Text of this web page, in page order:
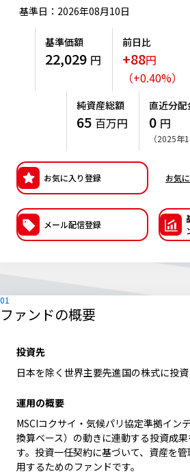
確定拠出年金について
確定拠出年金制度について
確定拠出年金 基準価額一覧
ニッセイアセットの重要課題
サステナビリティへの取り組み
サステナビリティレポート
サステナブル投資
日本版スチュワードシップ・コードへ
ESGへの取り組み
国内株式議決権行使の方針と判断基
採用情報
公式キャラクターのご紹介
資産形成はじめるなら
基準日：2026年08月10日
基準価額
22,029 円
前日比
+88円
（+0.40%）
純資産総額
65 百万円
直近分配
0 円
（2025年
お気に入り登録 お気
メール配信登録
ファンドの概要
投資先
日本を除く世界主要先進国の株式に投資
運用の概要
MSCIコクサイ・気候パリ協定準拠イン
換算ベース）の動きに連動する投資成
す。投資一任契約に基づいて、資産を
用するためのファンドです。